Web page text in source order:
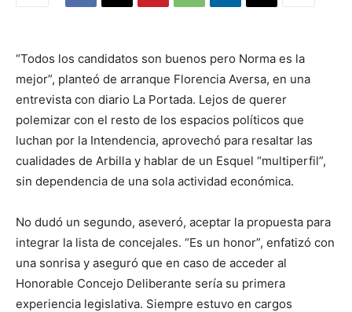
“Todos los candidatos son buenos pero Norma es la
mejor”, planteó de arranque Florencia Aversa, en una
entrevista con diario La Portada. Lejos de querer
polemizar con el resto de los espacios políticos que
luchan por la Intendencia, aprovechó para resaltar las
cualidades de Arbilla y hablar de un Esquel “multiperfil”,
sin dependencia de una sola actividad económica.
No dudó un segundo, aseveró, aceptar la propuesta para
integrar la lista de concejales. “Es un honor”, enfatizó con
una sonrisa y aseguró que en caso de acceder al
Honorable Concejo Deliberante sería su primera
experiencia legislativa. Siempre estuvo en cargos